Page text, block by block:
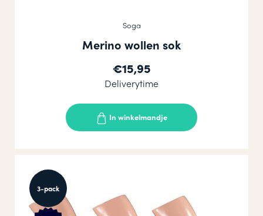
Soga
Merino wollen sok
€15,95
Deliverytime
In winkelmandje
3-pack